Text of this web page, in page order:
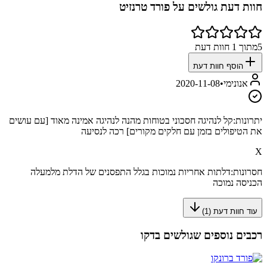
חוות דעת גולשים על פורד טרנזיט
5מתוך 1 חוות דעת
הוסף חוות דעת
אנונימי•
2020-11-08
יתרונות:קל לנהיגה חסכוני בטוחות מהנה לנהיגה אמינה מאוד [עם עושים
את הטיפולים בזמן עם חלקים מקורים] רכה לנסיעה
X
חסרונות:דלתות אחריות נמוכות בגלל התפסנים של הדלת מלמעלה
הכניסה נמוכה
עוד חוות דעת (1
)
רכבים נוספים שגולשים בדקו